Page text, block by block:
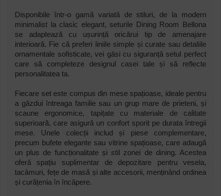
Disponibile într-o gamă variată de stiluri, de la modern
minimalist la clasic elegant, seturile Dining Room Bellona
se adaptează cu ușurință oricărui tip de amenajare
interioară. Fie că preferi liniile simple și curate sau detaliile
ornamentale sofisticate, vei găsi cu siguranță setul perfect
care să completeze designul casei tale și să reflecte
personalitatea ta.
Fiecare set este compus din mese spațioase, ideale pentru
a găzdui întreaga familie sau un grup mare de prieteni, și
scaune ergonomice, tapițate cu materiale de calitate
superioară, care asigură un confort sporit pe durata întregii
mese. Unele colecții includ și piese complementare,
precum bufete elegante sau vitrine spațioase, care adaugă
un plus de funcționalitate și stil zonei de dining. Acestea
oferă spațiu suplimentar de depozitare pentru vesela,
tacâmuri, fețe de masă și alte accesorii, menținând ordinea
și curățenia în încăpere.